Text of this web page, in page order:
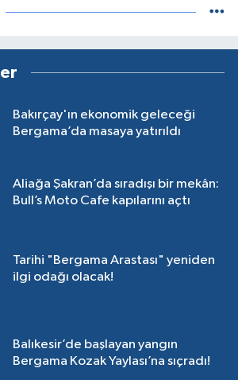
Bakırçay'ın ekonomik geleceği
Bergama’da masaya yatırıldı
Aliağa Şakran’da sıradışı bir mekân:
Bull’s Moto Cafe kapılarını açtı
Tarihi "Bergama Arastası" yeniden
ilgi odağı olacak!
Balıkesir’de başlayan yangın
Bergama Kozak Yaylası’na sıçradı!